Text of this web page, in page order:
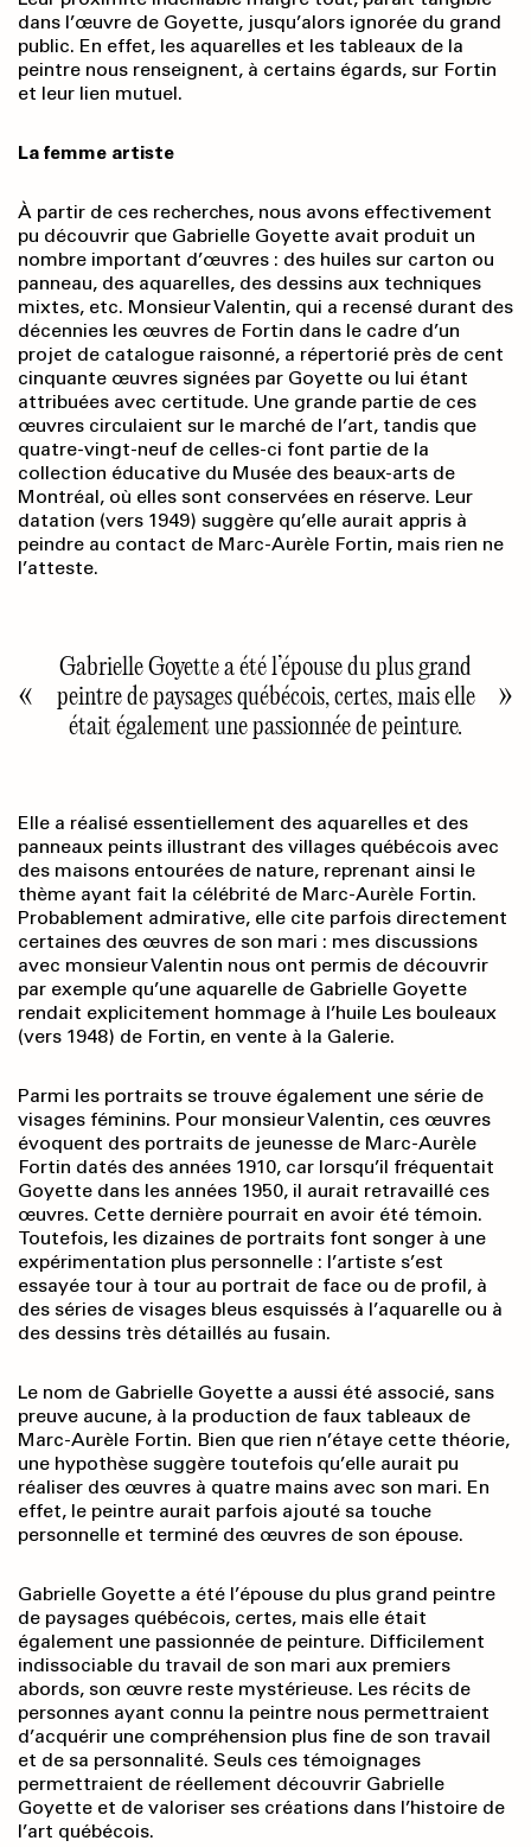
dans l’œuvre de Goyette, jusqu’alors ignorée du grand
public. En effet, les aquarelles et les tableaux de la
peintre nous renseignent, à certains égards, sur Fortin
et leur lien mutuel.
La femme artiste
À partir de ces recherches, nous avons effectivement
pu découvrir que Gabrielle Goyette avait produit un
nombre important d’œuvres : des huiles sur carton ou
panneau, des aquarelles, des dessins aux techniques
mixtes, etc. Monsieur Valentin, qui a recensé durant des
décennies les œuvres de Fortin dans le cadre d’un
projet de catalogue raisonné, a répertorié près de cent
cinquante œuvres signées par Goyette ou lui étant
attribuées avec certitude. Une grande partie de ces
œuvres circulaient sur le marché de l’art, tandis que
quatre-vingt-neuf de celles-ci font partie de la
collection éducative du Musée des beaux-arts de
Montréal, où elles sont conservées en réserve. Leur
datation (vers 1949) suggère qu’elle aurait appris à
peindre au contact de Marc-Aurèle Fortin, mais rien ne
l’atteste.
Gabrielle Goyette a été l’épouse du plus grand
peintre de paysages québécois, certes, mais elle
était également une passionnée de peinture.
Elle a réalisé essentiellement des aquarelles et des
panneaux peints illustrant des villages québécois avec
des maisons entourées de nature, reprenant ainsi le
thème ayant fait la célébrité de Marc-Aurèle Fortin.
Probablement admirative, elle cite parfois directement
certaines des œuvres de son mari : mes discussions
avec monsieur Valentin nous ont permis de découvrir
par exemple qu’une aquarelle de Gabrielle Goyette
rendait explicitement hommage à l’huile Les bouleaux
(vers 1948) de Fortin, en vente à la Galerie.
Parmi les portraits se trouve également une série de
visages féminins. Pour monsieur Valentin, ces œuvres
évoquent des portraits de jeunesse de Marc-Aurèle
Fortin datés des années 1910, car lorsqu’il fréquentait
Goyette dans les années 1950, il aurait retravaillé ces
œuvres. Cette dernière pourrait en avoir été témoin.
Toutefois, les dizaines de portraits font songer à une
expérimentation plus personnelle : l’artiste s’est
essayée tour à tour au portrait de face ou de profil, à
des séries de visages bleus esquissés à l’aquarelle ou à
des dessins très détaillés au fusain.
Le nom de Gabrielle Goyette a aussi été associé, sans
preuve aucune, à la production de faux tableaux de
Marc-Aurèle Fortin. Bien que rien n’étaye cette théorie,
une hypothèse suggère toutefois qu’elle aurait pu
réaliser des œuvres à quatre mains avec son mari. En
effet, le peintre aurait parfois ajouté sa touche
personnelle et terminé des œuvres de son épouse.
Gabrielle Goyette a été l’épouse du plus grand peintre
de paysages québécois, certes, mais elle était
également une passionnée de peinture. Difficilement
indissociable du travail de son mari aux premiers
abords, son œuvre reste mystérieuse. Les récits de
personnes ayant connu la peintre nous permettraient
d’acquérir une compréhension plus fine de son travail
et de sa personnalité. Seuls ces témoignages
permettraient de réellement découvrir Gabrielle
Goyette et de valoriser ses créations dans l’histoire de
l’art québécois.